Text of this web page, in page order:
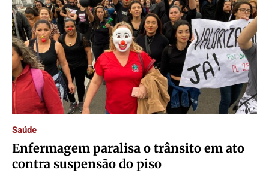
Saúde
Enfermagem paralisa o trânsito em ato
contra suspensão do piso